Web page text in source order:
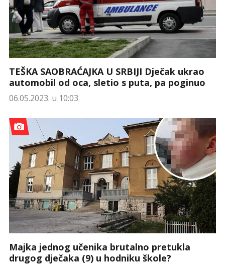
TEŠKA SAOBRAĆAJKA U SRBIJI Dječak ukrao
automobil od oca, sletio s puta, pa poginuo
06.05.2023. u 10:03
Majka jednog učenika brutalno pretukla
drugog dječaka (9) u hodniku škole?